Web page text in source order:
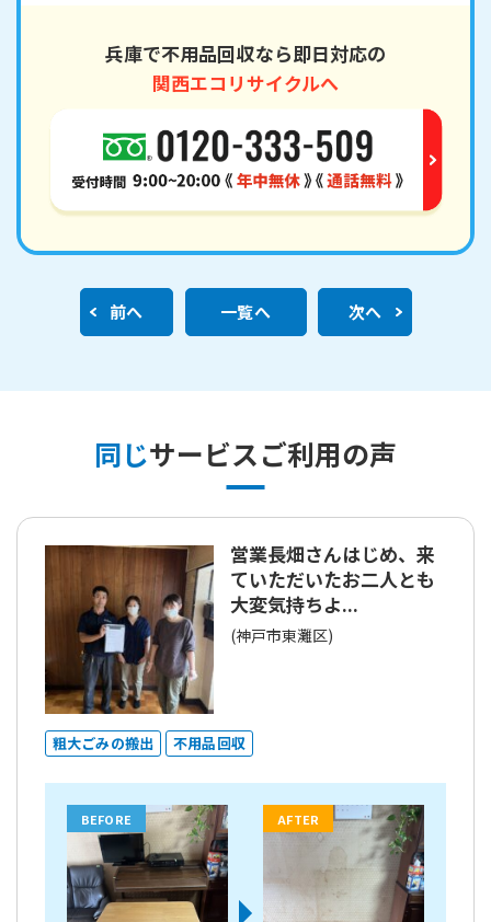
兵庫で不用品回収なら即日対応の
関西エコリサイクルへ
前へ 一覧へ 次へ
同じサービスご利用の声
営業長畑さんはじめ、来
ていただいたお二人とも
大変気持ちよ...
(神戸市東灘区)
粗大ごみの搬出 不用品回収
BEFORE AFTER